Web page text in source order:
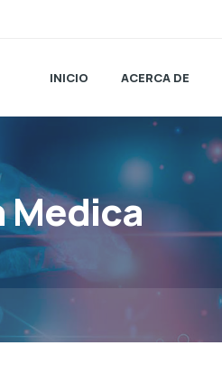
INICIO ACERCA DE
Medica